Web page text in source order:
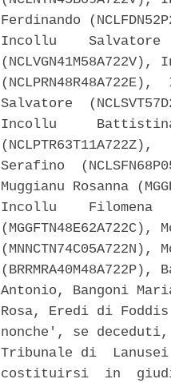
Ferdinando
Incollu    Salvatore
Salvatore
Incollu     Battistina
Serafino
Muggianu Rosanna
Incollu    Filomena
Antonio, Bangoni
Rosa, Eredi di
nonche', se
Tribunale di
costituirsi  in